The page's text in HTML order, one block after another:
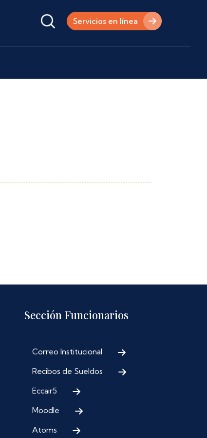
Servicios en línea
Sección Funcionarios
Correo Institucional
Recibos de Sueldos
Eccair5
Moodle
Atoms